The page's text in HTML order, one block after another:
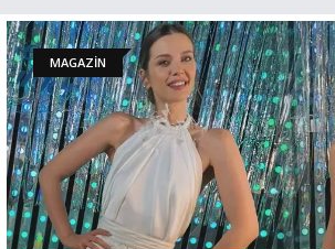
MAGAZİN